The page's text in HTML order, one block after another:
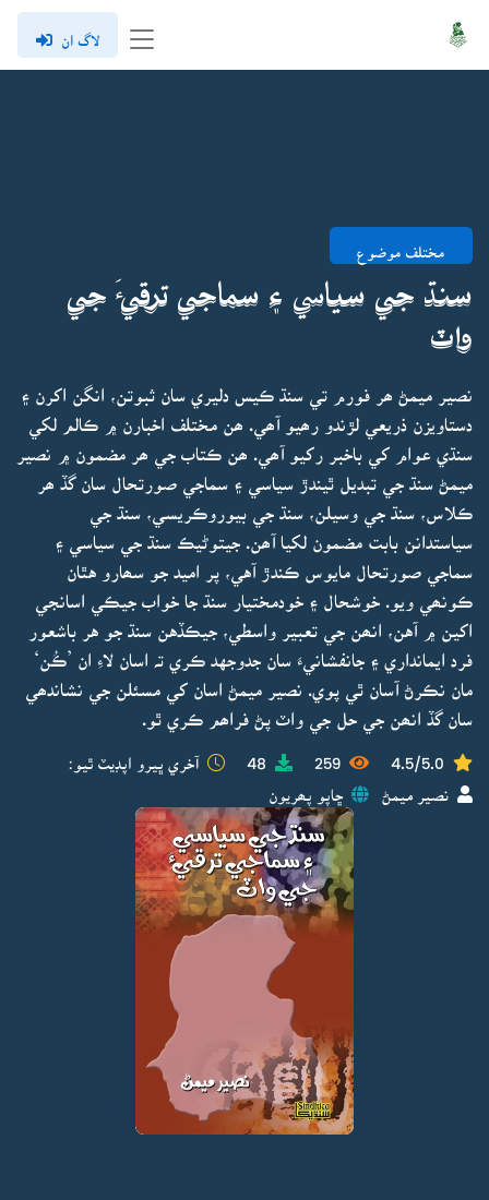
لاگ ان
مختلف موضوع
سنڌ جي سياسي ۽ سماجي ترقيءَ جي
واٽ
نصير ميمڻ ھر فورم تي سنڌ ڪيس دليري سان ثبوتن، انگن اکرن ۽
دستاويزن ذريعي لڙندو رھيو آھي. ھن مختلف اخبارن ۾ ڪالم لکي
سنڌي عوام کي باخبر رکيو آھي. ھن ڪتاب جي ھر مضمون ۾ نصير
ميمڻ سنڌ جي تبديل ٿيندڙ سياسي ۽ سماجي صورتحال سان گڏ ھر
ڪلاس، سنڌ جي وسيلن، سنڌ جي بيوروڪريسي، سنڌ جي
سياستدانن بابت مضمون لکيا آھن. جيتوڻيڪ سنڌ جي سياسي ۽
سماجي صورتحال مايوس ڪندڙ آهي، پر اميد جو سھارو هٿان
ڪونھي ويو. خوشحال ۽ خودمختيار سنڌ جا خواب جيڪي اسانجي
اکين ۾ آهن، انھن جي تعبير واسطي، جيڪڏهن سنڌ جو هر باشعور
فرد ايمانداري ۽ جانفشانيءَ سان جدوجهد ڪري تہ اسان لاءِ ان ’ڪُن‘
مان نڪرڻ آسان ٿي پوي. نصير ميمڻ اسان کي مسئلن جي نشاندھي
سان گڏ انھن جي حل جي واٽ پڻ فراھم ڪري ٿو.
4.5/5.0
259
48 آخري ڀيرو اپڊيٽ ٿيو:
ڇاپو پھريون